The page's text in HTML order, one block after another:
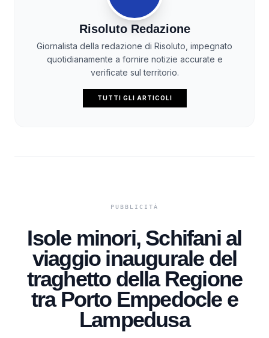
Risoluto Redazione
Giornalista della redazione di Risoluto, impegnato
quotidianamente a fornire notizie accurate e
verificate sul territorio.
TUTTI GLI ARTICOLI
Isole minori, Schifani al
viaggio inaugurale del
traghetto della Regione
tra Porto Empedocle e
Lampedusa